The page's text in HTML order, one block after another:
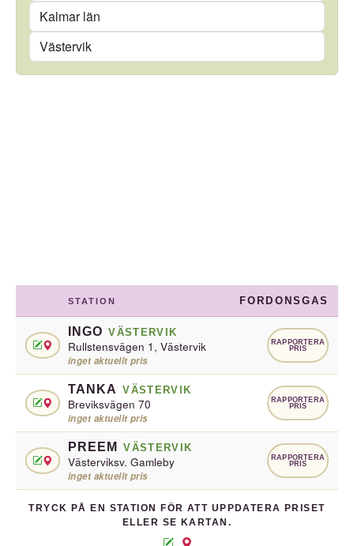
Län
Kommun
STATION FORDONSGAS
INGO VÄSTERVIK
Rullstensvägen 1, Västervik
inget aktuellt pris
RAPPORTERA
PRIS
TANKA VÄSTERVIK
Breviksvägen 70
inget aktuellt pris
RAPPORTERA
PRIS
PREEM VÄSTERVIK
Västerviksv. Gamleby
inget aktuellt pris
RAPPORTERA
PRIS
TRYCK PÅ EN STATION FÖR ATT UPPDATERA PRISET
ELLER SE KARTAN.